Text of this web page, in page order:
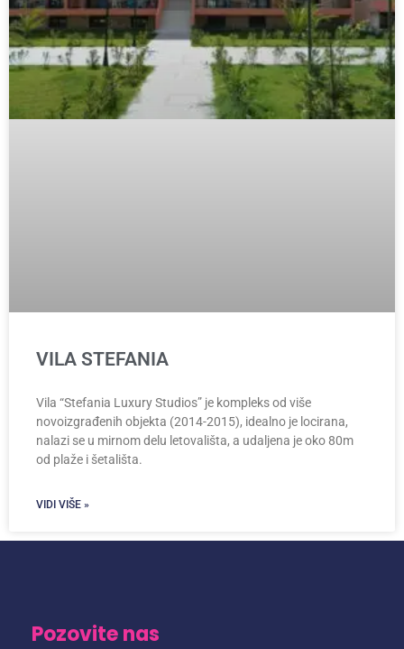
VILA STEFANIA
Vila “Stefania Luxury Studios” je kompleks od više
novoizgrađenih objekta (2014-2015), idealno je locirana,
nalazi se u mirnom delu letovališta, a udaljena je oko 80m
od plaže i šetališta.
VIDI VIŠE »
Pozovite nas